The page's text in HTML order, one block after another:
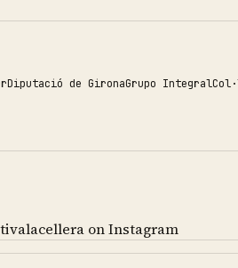
Diputació de GironaGrupo Integral
on Instagram